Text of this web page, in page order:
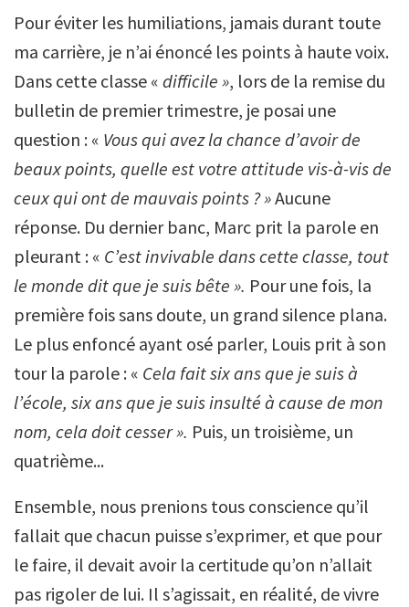
Pour éviter les humiliations, jamais durant toute
ma carrière, je n’ai énoncé les points à haute voix.
Dans cette classe « difficile », lors de la remise du
bulletin de premier trimestre, je posai une
question : « Vous qui avez la chance d’avoir de
beaux points, quelle est votre attitude vis-à-vis de
ceux qui ont de mauvais points ? »Aucune
réponse. Du dernier banc, Marc prit la parole en
pleurant : « C’est invivable dans cette classe, tout
le monde dit que je suis bête ». Pour une fois, la
première fois sans doute, un grand silence plana.
Le plus enfoncé ayant osé parler, Louis prit à son
tour la parole : « Cela fait six ans que je suis à
l’école, six ans que je suis insulté à cause de mon
nom, cela doit cesser ». Puis, un troisième, un
quatrième...
Ensemble, nous prenions tous conscience qu’il
fallait que chacun puisse s’exprimer, et que pour
le faire, il devait avoir la certitude qu’on n’allait
pas rigoler de lui. Il s’agissait, en réalité, de vivre